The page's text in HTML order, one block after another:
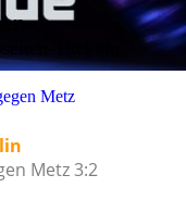
Titel ein.
Metz
Metz 3:2